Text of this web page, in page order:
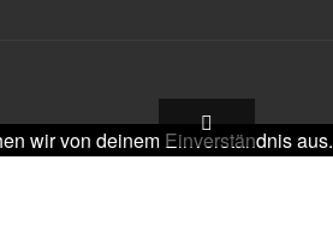
wir von deinem Einverständnis aus.